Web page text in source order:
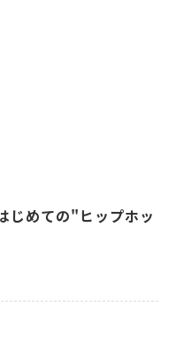
めての"ヒップホッ